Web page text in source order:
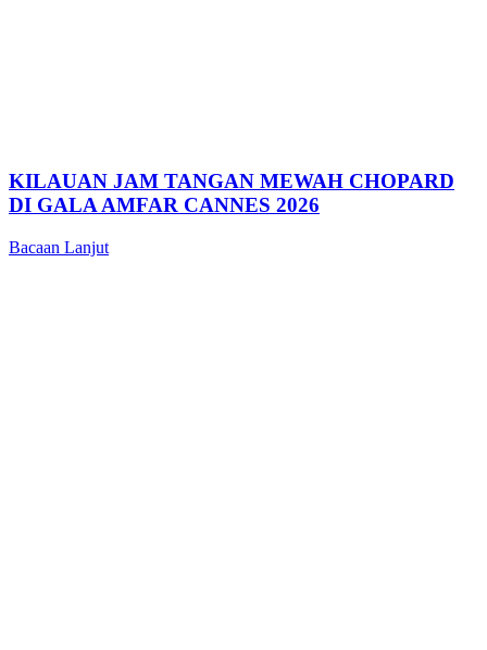
KILAUAN JAM TANGAN MEWAH CHOPARD
DI GALA AMFAR CANNES 2026
Bacaan Lanjut